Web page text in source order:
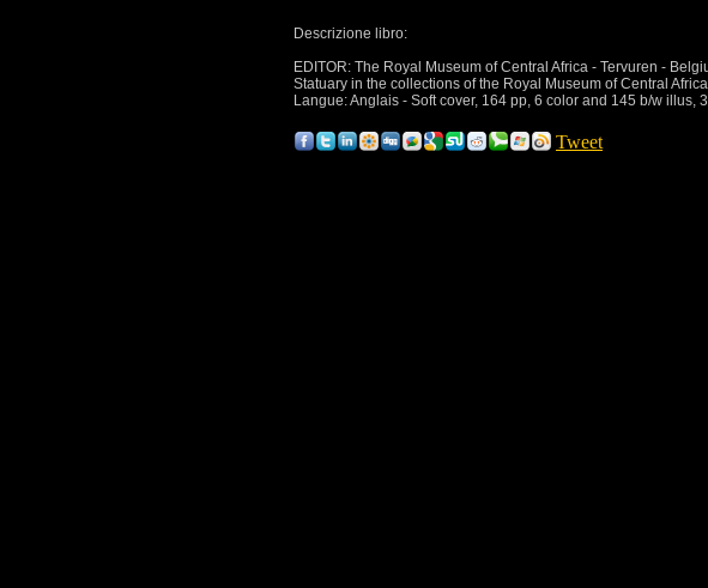
Descrizione libro:
EDITOR: The Royal Museum of Central Africa - Tervuren -
Statuary in the collections of the Royal Museum of Central
Langue: Anglais - Soft cover, 164 pp, 6 color and 145 b/w illus,
Tweet